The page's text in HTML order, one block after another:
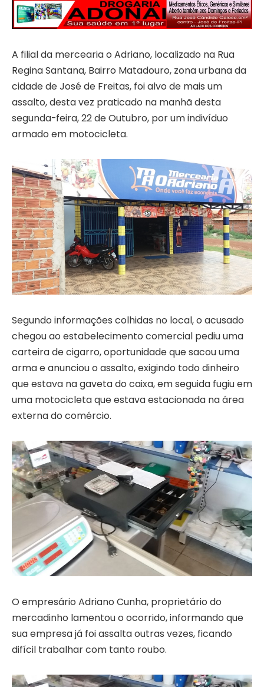
A filial da mercearia o Adriano, localizado na Rua
Regina Santana, Bairro Matadouro, zona urbana da
cidade de José de Freitas, foi alvo de mais um
assalto, desta vez praticado na manhã desta
segunda-feira, 22 de Outubro, por um indivíduo
armado em motocicleta.
Segundo informações colhidas no local, o acusado
chegou ao estabelecimento comercial pediu uma
carteira de cigarro, oportunidade que sacou uma
arma e anunciou o assalto, exigindo todo dinheiro
que estava na gaveta do caixa, em seguida fugiu em
uma motocicleta que estava estacionada na área
externa do comércio.
O empresário Adriano Cunha, proprietário do
mercadinho lamentou o ocorrido, informando que
sua empresa já foi assalta outras vezes, ficando
difícil trabalhar com tanto roubo.